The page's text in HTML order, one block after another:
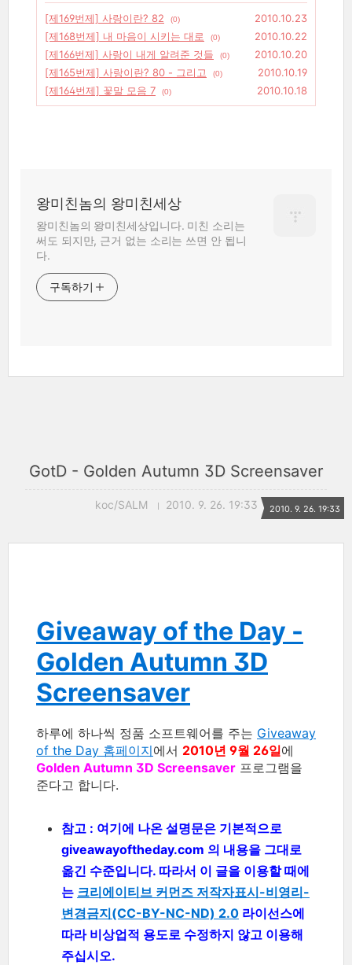
[제169번제] 사랑이란? 82 (0)
2010.10.23
[제168번제] 내 마음이 시키는 대로
(0)
2010.10.22
[제166번제] 사랑이 내게 알려준 것들
(0)
2010.10.20
[제165번제] 사랑이란? 80 - 그리고
(0)
2010.10.19
[제164번제] 꽃말 모음 7
(0) 2010.10.18
왕미친놈의 왕미친세상
왕미친놈의 왕미친세상입니다. 미친 소리는
써도 되지만, 근거 없는 소리는 쓰면 안 됩니
다.
구독하기
GotD - Golden Autumn 3D Screensaver
koc/SALM 2010. 9. 26. 19:33 2010. 9. 26. 19:33
Giveaway of the Day -
Golden Autumn 3D
Screensaver
하루에 하나씩 정품 소프트웨어를 주는 Giveaway
of the Day 홈페이지에서 2010년 9월 26일에
Golden Autumn 3D Screensaver 프로그램을
준다고 합니다.
참고 : 여기에 나온 설명문은 기본적으로
giveawayoftheday.com 의 내용을 그대로
옮긴 수준입니다. 따라서 이 글을 이용할 때에
는 크리에이티브 커먼즈 저작자표시-비영리-
변경금지(CC-BY-NC-ND) 2.0 라이선스에
따라 비상업적 용도로 수정하지 않고 이용해
주십시오.